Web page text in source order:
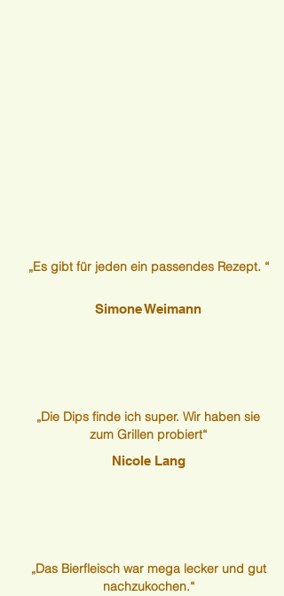
„Es gibt für jeden ein passendes Rezept. “
Simone Weimann
„Die Dips finde ich super. Wir haben sie
zum Grillen probiert“
Nicole Lang
„Das Bierfleisch war mega lecker und gut
nachzukochen.“